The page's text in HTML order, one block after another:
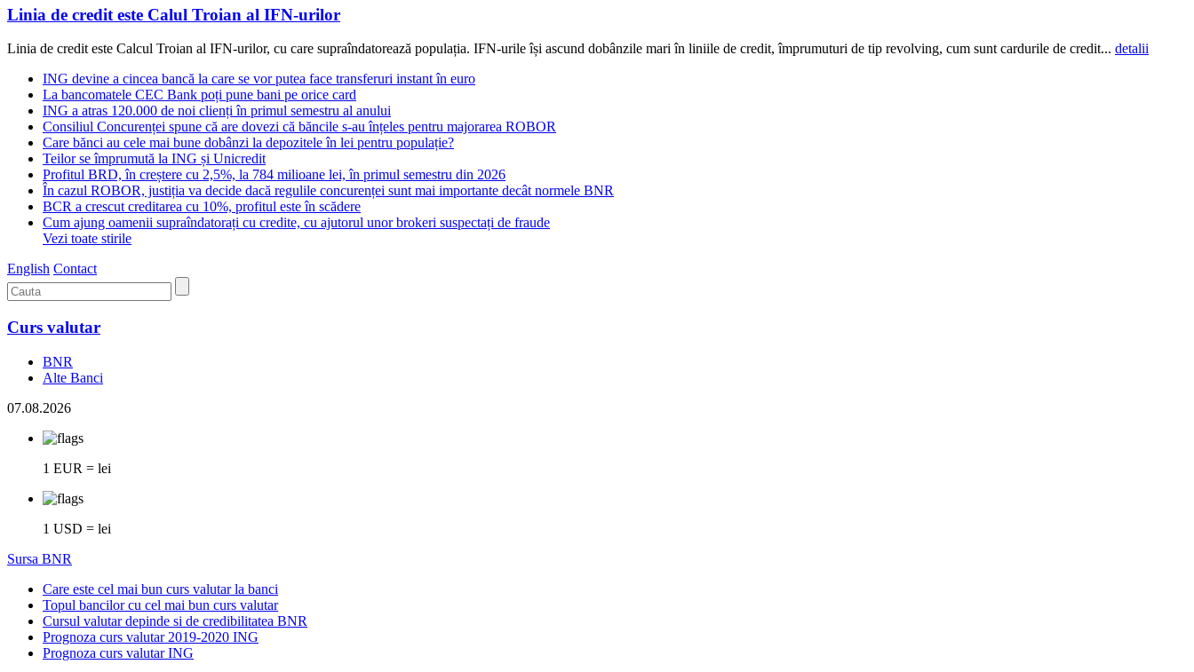
Linia de credit este Calul Troian al IFN-urilor
Linia de credit este Calcul Troian al IFN-urilor, cu care supraîndatorează populația. IFN-urile își ascund dobânzile mari în liniile de credit, împrumuturi de tip revolving, cum sunt cardurile de credit... detalii
ING devine a cincea bancă la care se vor putea face transferuri instant în euro
La bancomatele CEC Bank poți pune bani pe orice card
ING a atras 120.000 de noi clienți în primul semestru al anului
Consiliul Concurenței spune că are dovezi că băncile s-au înțeles pentru majorarea ROBOR
Care bănci au cele mai bune dobânzi la depozitele în lei pentru populație?
Teilor se împrumută la ING și Unicredit
Profitul BRD, în creștere cu 2,5%, la 784 milioane lei, în primul semestru din 2026
În cazul ROBOR, justiția va decide dacă regulile concurenței sunt mai importante decât normele BNR
BCR a crescut creditarea cu 10%, profitul este în scădere
Cum ajung oamenii supraîndatorați cu credite, cu ajutorul unor brokeri suspectați de fraude
Vezi toate stirile
English Contact
Curs valutar
BNR
Alte Banci
07.08.2026
1 EUR = lei
1 USD = lei
Sursa BNR
Care este cel mai bun curs valutar la banci
Topul bancilor cu cel mai bun curs valutar
Cursul valutar depinde si de credibilitatea BNR
Prognoza curs valutar 2019-2020 ING
Prognoza curs valutar ING